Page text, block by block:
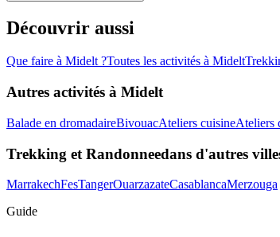
Découvrir aussi
Que faire à Midelt?Toutes les activités à Midelt
Autres activités à Midelt
Balade en dromadaireBivouacAteliers cuisineAteliers
Trekking et Randonneedans d'autres
MarrakechFesTangerOuarzazateCasablancaMerzouga
Guide